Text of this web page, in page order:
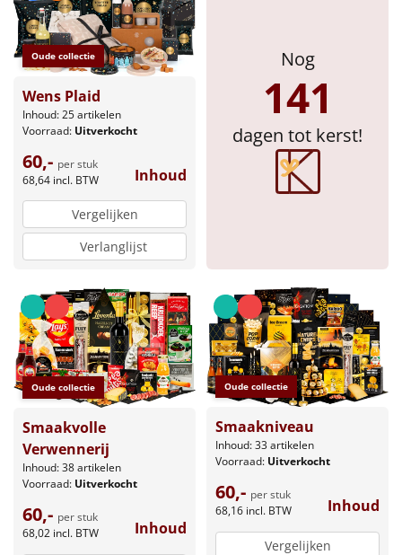
Personeel
Doe het zelf
Sinterklaaspakketten
Particulier
Kerstgeschenken 2026
Relatiegeschenken
Cadeaubon
Per stuk
Alle overige
Oude collectie
Wens Plaid
Inhoud: 25 artikelen
Voorraad: Uitverkocht
60,- per stuk
68,64 incl. BTW Inhoud
Vergelijken
Verlanglijst
Nog
141
dagen tot kerst!
Oude collectie
Smaakvolle
Verwennerij
Inhoud: 38 artikelen
Voorraad: Uitverkocht
60,- per stuk
68,02 incl. BTW Inhoud
Oude collectie
Smaakniveau
Inhoud: 33 artikelen
Voorraad: Uitverkocht
60,- per stuk
68,16 incl. BTW Inhoud
Vergelijken